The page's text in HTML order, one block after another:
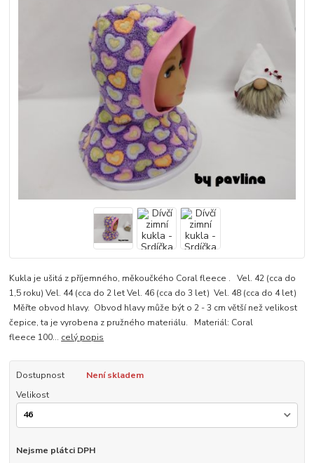
Kukla je ušitá z příjemného, měkoučkého Coral fleece . Vel. 42 (cca do
1,5 roku) Vel. 44 (cca do 2 let Vel. 46 (cca do 3 let) Vel. 48 (cca do 4 let)
Měřte obvod hlavy. Obvod hlavy může být o 2 - 3 cm větší než velikost
čepice, ta je vyrobena z pružného materiálu. Materiál: Coral
fleece 100... celý popis
Dostupnost
Není skladem
Velikost
Nejsme plátci DPH